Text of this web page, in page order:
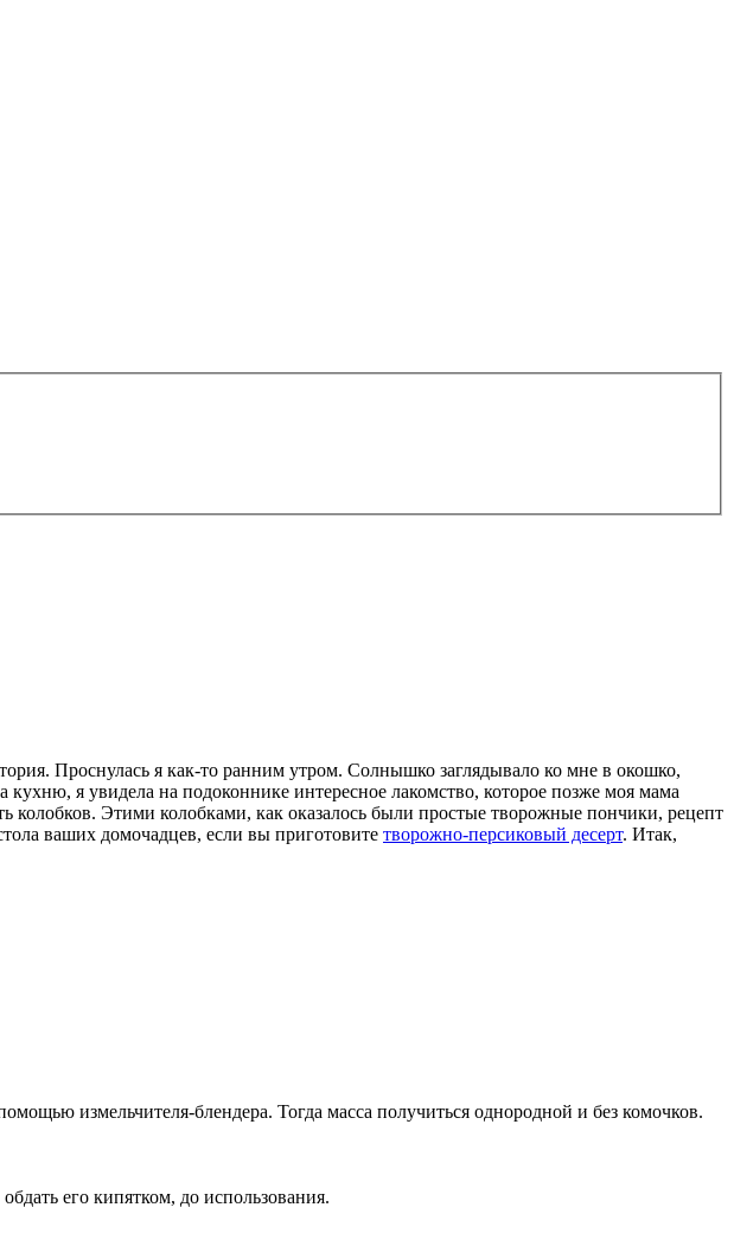
Проснулась я как-то ранним утром. Солнышко заглядывало ко мне в окошко,
я увидела на подоконнике интересное лакомство, которое позже моя мама
колобков. Этими колобками, как оказалось были простые творожные пончики, рецепт
ваших домочадцев, если вы приготовите творожно-персиковый десерт. Итак,
измельчителя-блендера. Тогда масса получиться однородной и без комочков.
его кипятком, до использования.